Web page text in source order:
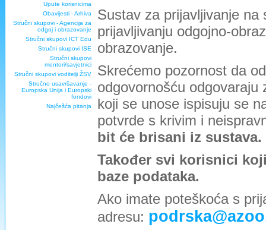
Upute korisnicima
Obavijesti - Arhiva
Stručni skupovi - Agencija za
odgoj i obrazovanje
Stručni skupovi ICT Edu
Stručni skupovi ISE
Stručni skupovi
mentori/savjetnici
Stručni skupovi voditelji ŽSV
Stručno usavršavanje -
Europska Unija i Europski
fondovi
Najčešća pitanja
Sustav za prijavljivanje
prijavljivanju odgojno-
obrazovanje.
Skrećemo pozornost da
odgovornošću
koji se unose ispisuju se
potvrde s krivim i
bit će brisani iz sustava.
Također svi korisnici
baze podataka.
Ako imate poteškoća s
adresu: